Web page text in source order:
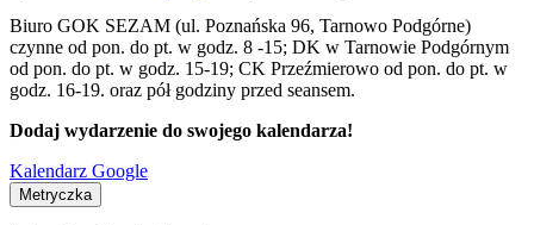
Biuro GOK SEZAM (ul. Poznańska 96, Tarnowo Podgórne)
czynne od pon. do pt. w godz. 8 -15; DK w Tarnowie Podgórnym
od pon. do pt. w godz. 15-19; CK Przeźmierowo od pon. do pt. w
godz. 16-19. oraz pół godziny przed seansem.
Dodaj wydarzenie do swojego kalendarza!
Kalendarz Google
Metryczka